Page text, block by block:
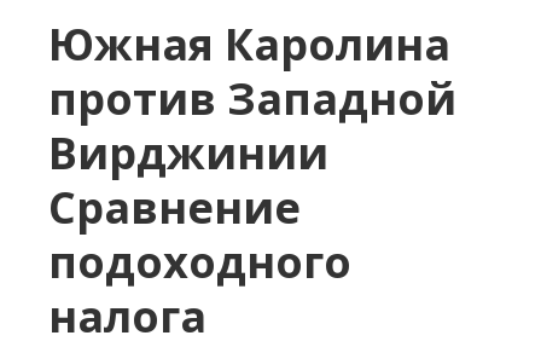
Южная Каролина
против Западной
Вирджинии
Сравнение
подоходного
налога